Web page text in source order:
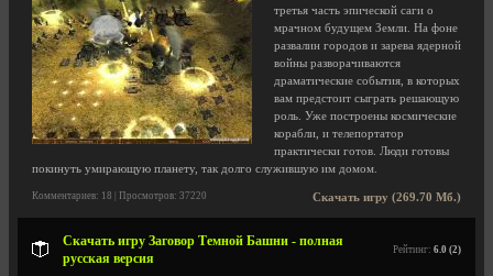
третья часть эпической саги о
мрачном будущем Земли. На фоне
развалин городов и зарева ядерной
войны разворачиваются
драматические события, в которых
вам предстоит сыграть решающую
роль. Уже построены космические
корабли, и телепортатор
практически готов. Люди готовы
покинуть умирающую планету, так долго служившую им домом.
Скачать игру (269.70 Мб.)
Комментариев: 18 | Просмотров: 37220
Скачать игру Заговор Темной Башни - полная
русская версия
Рейтинг: 6.0 (2)